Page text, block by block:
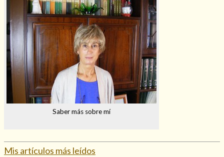
Saber más sobre mí
Mis artículos más leídos